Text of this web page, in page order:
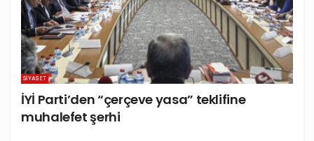
SIYASET
İYİ Parti’den “çerçeve yasa” teklifine
muhalefet şerhi